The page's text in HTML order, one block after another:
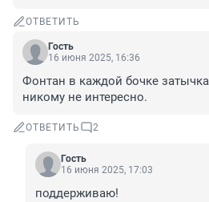
ОТВЕТИТЬ
Гость
16 июня 2025, 16:36
Фонтан в каждой бочке
никому не интересно.
ОТВЕТИТЬ 2
Гость
16 июня 2025, 17:03
поддерживаю!